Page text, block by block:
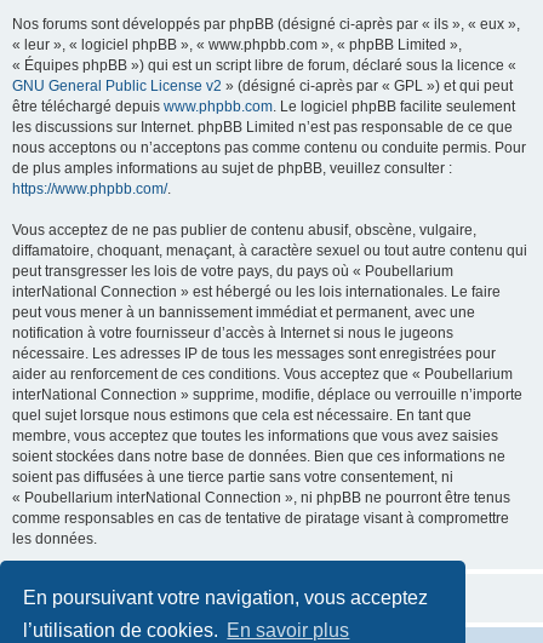
En poursuivant votre navigation, vous acceptez
l’utilisation de cookies. En savoir plus
Nos forums sont développés par phpBB (désigné ci-après par « ils », « eux »,
« leur », « logiciel phpBB », « www.phpbb.com », « phpBB Limited »,
« Équipes phpBB ») qui est un script libre de forum, déclaré sous la licence «
GNU General Public License v2 » (désigné ci-après par « GPL ») et qui peut
être téléchargé depuis www.phpbb.com. Le logiciel phpBB facilite seulement
les discussions sur Internet. phpBB Limited n’est pas responsable de ce que
nous acceptons ou n’acceptons pas comme contenu ou conduite permis. Pour
de plus amples informations au sujet de phpBB, veuillez consulter :
https://www.phpbb.com/.
Vous acceptez de ne pas publier de contenu abusif, obscène, vulgaire,
diffamatoire, choquant, menaçant, à caractère sexuel ou tout autre contenu qui
peut transgresser les lois de votre pays, du pays où « Poubellarium
interNational Connection » est hébergé ou les lois internationales. Le faire
peut vous mener à un bannissement immédiat et permanent, avec une
notification à votre fournisseur d’accès à Internet si nous le jugeons
nécessaire. Les adresses IP de tous les messages sont enregistrées pour
aider au renforcement de ces conditions. Vous acceptez que « Poubellarium
interNational Connection » supprime, modifie, déplace ou verrouille n’importe
quel sujet lorsque nous estimons que cela est nécessaire. En tant que
membre, vous acceptez que toutes les informations que vous avez saisies
soient stockées dans notre base de données. Bien que ces informations ne
soient pas diffusées à une tierce partie sans votre consentement, ni
« Poubellarium interNational Connection », ni phpBB ne pourront être tenus
comme responsables en cas de tentative de piratage visant à compromettre
les données.